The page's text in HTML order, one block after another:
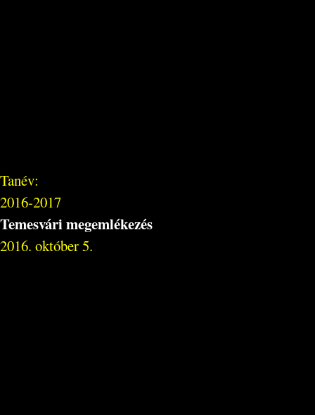
Tanév:
2016-2017
Temesvári megemlékezés
2016. október 5.